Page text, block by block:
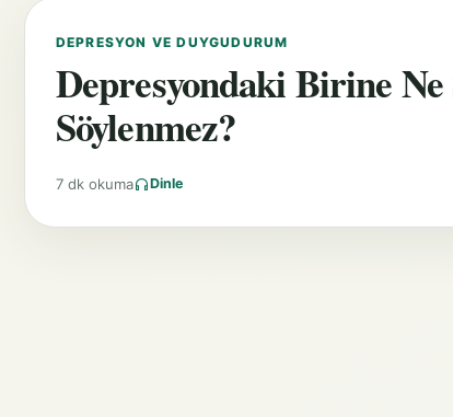
DEPRESYON VE DUYGUDURUM
Depresyondaki Birine Ne
Söylenmez?
7 dk okuma Dinle